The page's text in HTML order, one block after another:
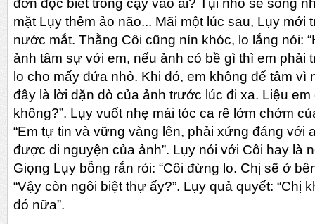
đơn độc biết trông cậy vào ai? Tụi nhỏ sẽ sống
mặt Lụy thêm ảo não... Mãi một lúc sau, Lụy mới
nước mắt. Thằng Côi cũng nín khóc, lo lắng nói:
ảnh tâm sự với em, nếu ảnh có bề gì thì em phải
lo cho mấy đứa nhỏ. Khi đó, em không để tâm vì
đây là lời dặn dò của ảnh trước lúc đi xa. Liệu
không?”. Lụy vuốt nhẹ mái tóc ca rê lởm chởm
“Em tự tin và vững vàng lên, phải xứng đáng với
được di nguyện của ảnh”. Lụy nói với Côi hay là
Giọng Lụy bỗng rắn rỏi: “Côi đừng lo. Chị sẽ ở
“Vậy còn ngôi biệt thự ấy?”. Lụy quả quyết: “Chị
đó nữa”.